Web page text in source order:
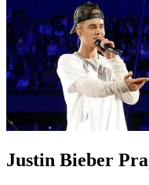
Justin Bieber